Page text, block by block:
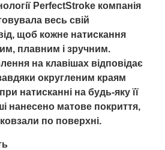
PerfectStroke компанія
весь свій
щоб кожне натискання
плавним і зручним.
на клавішах відповідає
округленим краям
натисканні на будь-яку її
нанесено матове покриття,
по поверхні.